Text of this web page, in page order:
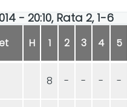
- 20:10, Rata 2, 1-6
H 1 2 3 4 5
8 - - - -